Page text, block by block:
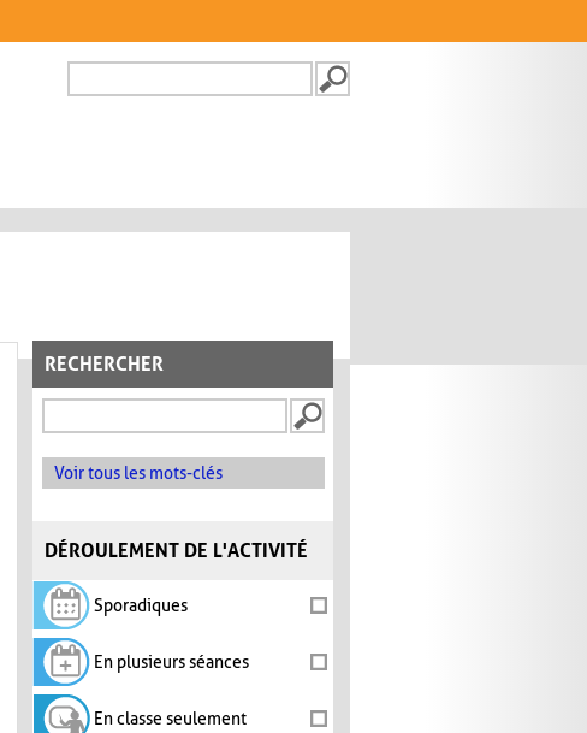
FORMULAIRE DE
RECHERCHER
Voir tous les mots-clés
DÉROULEMENT DE L'ACTIVITÉ
Sporadiques
En plusieurs séances
En classe seulement